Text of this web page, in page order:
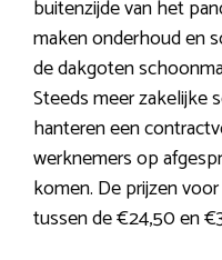
buitenzijde van het
maken onderhoud en
de dakgoten
Steeds meer zakelijke
hanteren een
werknemers op
komen. De prijzen
tussen de €24,50 en